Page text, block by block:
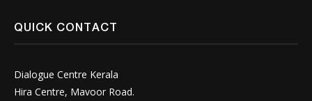
QUICK CONTACT
Dialogue Centre Kerala
Hira Centre, Mavoor Road.